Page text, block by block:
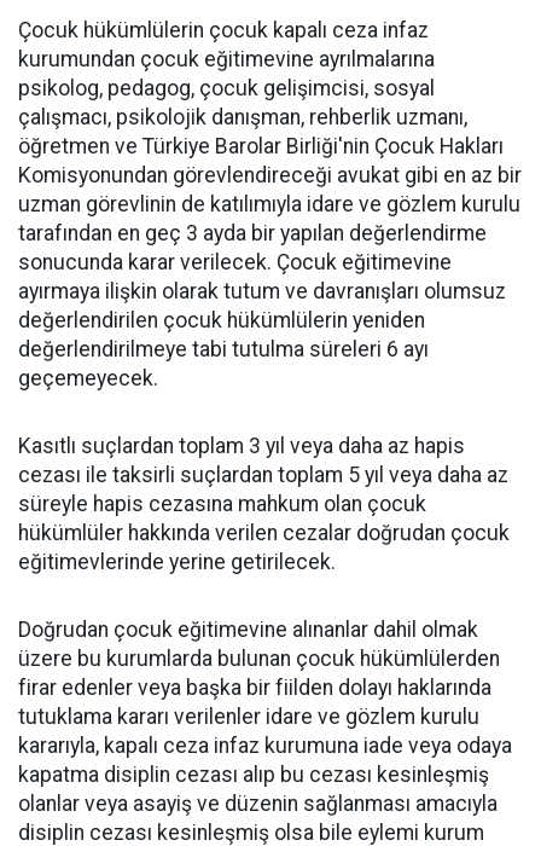
Çocuk hükümlülerin çocuk kapalı ceza infaz
kurumundan çocuk eğitimevine ayrılmalarına
psikolog, pedagog, çocuk gelişimcisi, sosyal
çalışmacı, psikolojik danışman, rehberlik uzmanı,
öğretmen ve Türkiye Barolar Birliği'nin Çocuk Hakları
Komisyonundan görevlendireceği avukat gibi en az bir
uzman görevlinin de katılımıyla idare ve gözlem kurulu
tarafından en geç 3 ayda bir yapılan değerlendirme
sonucunda karar verilecek. Çocuk eğitimevine
ayırmaya ilişkin olarak tutum ve davranışları olumsuz
değerlendirilen çocuk hükümlülerin yeniden
değerlendirilmeye tabi tutulma süreleri 6 ayı
geçemeyecek.
Kasıtlı suçlardan toplam 3 yıl veya daha az hapis
cezası ile taksirli suçlardan toplam 5 yıl veya daha az
süreyle hapis cezasına mahkum olan çocuk
hükümlüler hakkında verilen cezalar doğrudan çocuk
eğitimevlerinde yerine getirilecek.
Doğrudan çocuk eğitimevine alınanlar dahil olmak
üzere bu kurumlarda bulunan çocuk hükümlülerden
firar edenler veya başka bir fiilden dolayı haklarında
tutuklama kararı verilenler idare ve gözlem kurulu
kararıyla, kapalı ceza infaz kurumuna iade veya odaya
kapatma disiplin cezası alıp bu cezası kesinleşmiş
olanlar veya asayiş ve düzenin sağlanması amacıyla
disiplin cezası kesinleşmiş olsa bile eylemi kurum